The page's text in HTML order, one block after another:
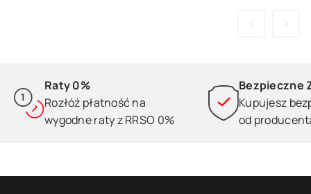
Raty 0%
Rozłóż płatność na
wygodne raty z RRSO 0%
Bezpieczne
Kupujesz
od